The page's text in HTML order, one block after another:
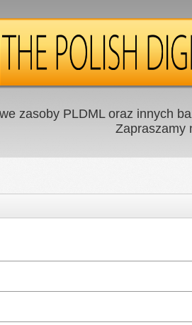
zasoby PLDML oraz innych
Zapraszamy